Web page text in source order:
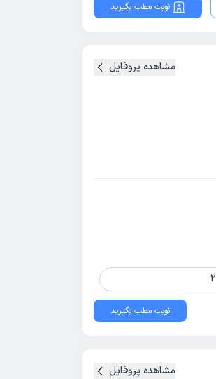
نوبت مطب بگیرید
مشاهده پروفایل
نوبت مطب بگیرید
مشاهده پروفایل